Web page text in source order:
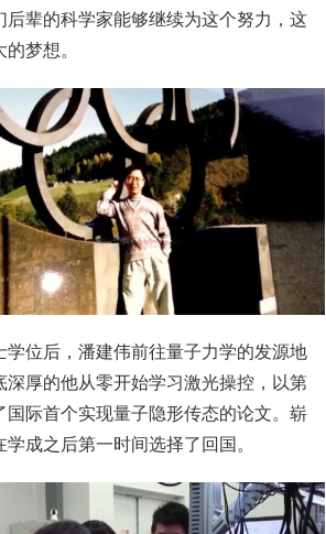
后辈的科学家能够继续为这个努力，这
梦想。
学位后，潘建伟前往量子力学的发源地
深厚的他从零开始学习激光操控，以第
国际首个实现量子隐形传态的论文。崭
成之后第一时间选择了回国。